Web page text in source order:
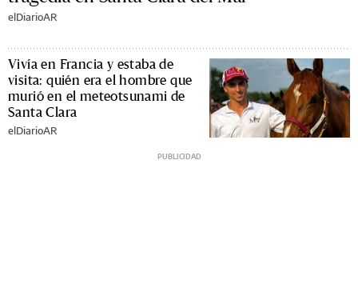
elDiarioAR
Vivía en Francia y estaba de
visita: quién era el hombre que
murió en el meteotsunami de
Santa Clara
elDiarioAR